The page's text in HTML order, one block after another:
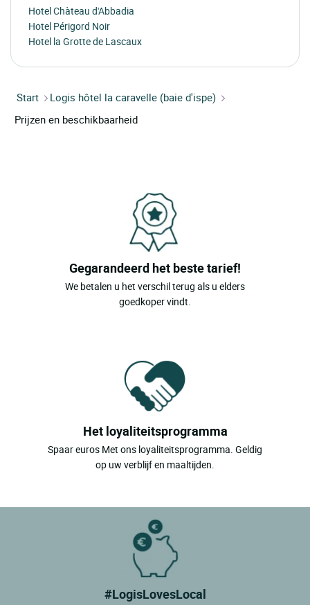
Hotel Chàteau d'Abbadia
Hotel Périgord Noir
Hotel la Grotte de Lascaux
Start
Logis hôtel la caravelle (baie d'ispe)
Prijzen en beschikbaarheid
Gegarandeerd het beste tarief!
We betalen u het verschil terug als u elders
goedkoper vindt.
Het loyaliteitsprogramma
Spaar euros Met ons loyaliteitsprogramma. Geldig
op uw verblijf en maaltijden.
#LogisLovesLocal